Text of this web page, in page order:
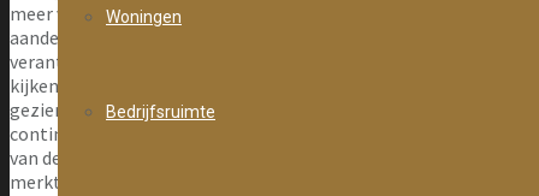
Woningen
Bedrijfsruimte
meer vanzelf in. Zijn voorganger droeg het
aandeelhouderschap over en daarmee ook de
verantwoordelijkheid om namens de woningcorporatie mee te
kijken naar het functioneren van de organisatie. Professioneel
gezien was het helder: als aandeelhouder let je op de
continuïteit, stel je financiële vragen en bewaak je het belang
van de organisatie die je vertegenwoordigt. Maar al snel
merkte hij dat zijn betrokkenheid verder ging dan dat.